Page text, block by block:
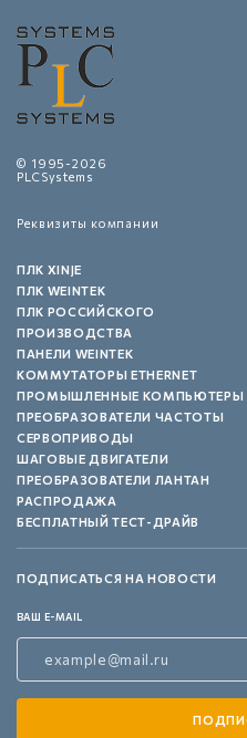
© 1995-2026
PLCSystems
Реквизиты компании
ПЛК XINJE
ПЛК WEINTEK
ПЛК РОССИЙСКОГО
ПРОИЗВОДСТВА
ПАНЕЛИ WEINTEK
КОММУТАТОРЫ ETHERNET
ПРОМЫШЛЕННЫЕ КОМПЬЮТЕРЫ
ПРЕОБРАЗОВАТЕЛИ ЧАСТОТЫ
СЕРВОПРИВОДЫ
ШАГОВЫЕ ДВИГАТЕЛИ
ПРЕОБРАЗОВАТЕЛИ ЛАНТАН
РАСПРОДАЖА
БЕСПЛАТНЫЙ ТЕСТ-ДРАЙВ
ПОДПИСАТЬСЯ НА НОВОСТИ
ВАШ E-MAIL